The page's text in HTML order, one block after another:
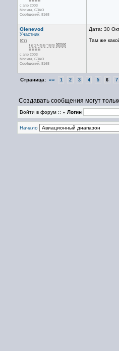
с апр 2003
Москва, СЗАО
Сообщений: 8168
Olenevod
Участник
с апр 2003
Москва, СЗАО
Сообщений: 8168
Дата: 30
Там же
Страница: «« 1 2 3 4 5 6 7
Создавать сообщения могут
Войти в форум :: » Логин
Начало